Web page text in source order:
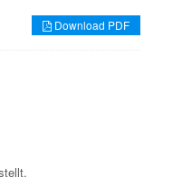
Download PDF